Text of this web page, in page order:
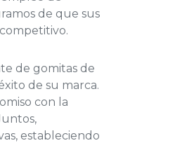
de que sus
de gomitas de
de su marca.
con la
estableciendo